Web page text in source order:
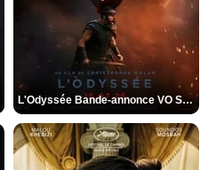
L'Odyssée Bande-annonce VO STFR